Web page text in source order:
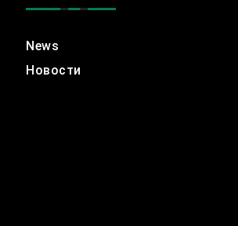
News
Новости